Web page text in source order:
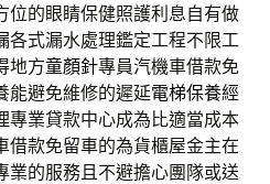
位的眼睛保健照護利息自有做
各式漏水處理鑑定工程不限工
地方童顏針專員汽機車借款免
能避免維修的遲延電梯保養經
專業貸款中心成為比適當成本
借款免留車的為貨櫃屋金主在
業的服務且不避擔心團隊或送